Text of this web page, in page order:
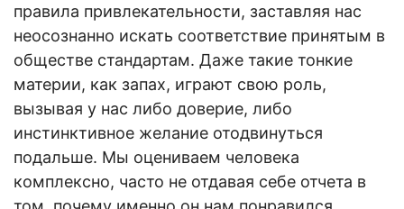
правила привлекательности, заставляя нас
неосознанно искать соответствие принятым в
обществе стандартам. Даже такие тонкие
материи, как запах, играют свою роль,
вызывая у нас либо доверие, либо
инстинктивное желание отодвинуться
подальше. Мы оцениваем человека
комплексно, часто не отдавая себе отчета в